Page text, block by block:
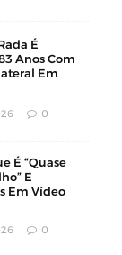
É
Anos Com
Em
0
É “Quase
E
Em Vídeo
0